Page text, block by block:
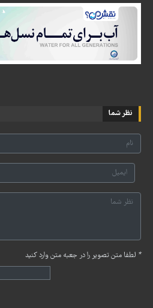
نظر شما
* لطفا متن تصویر را در جعبه متن وارد کنید